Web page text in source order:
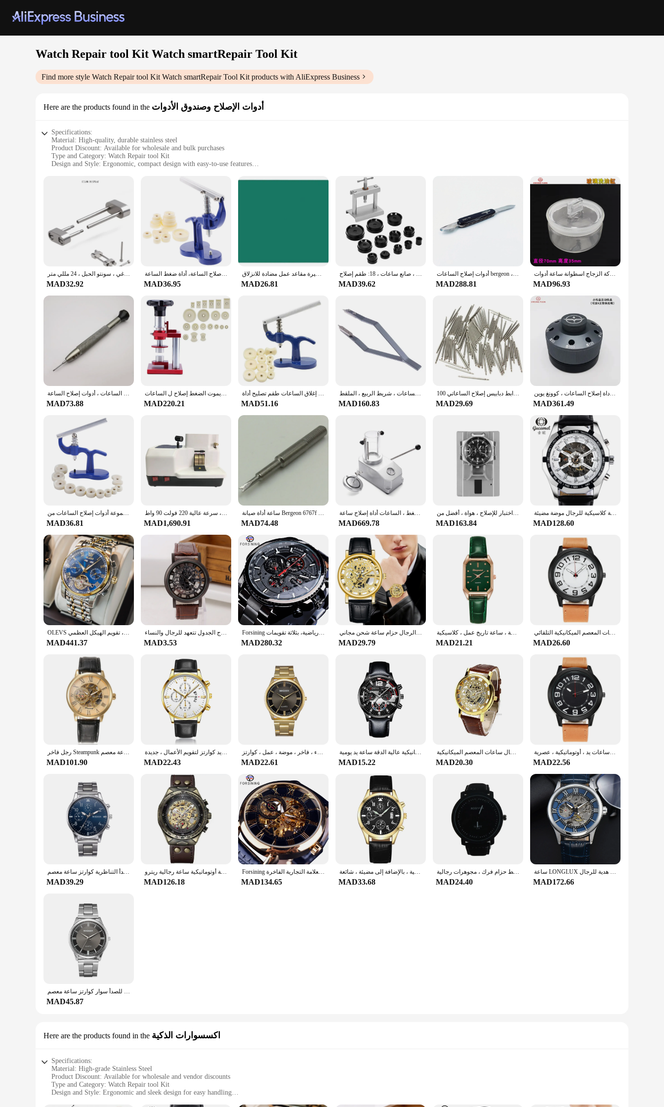
Watch Repair tool Kit Watch smartRepair Tool Kit
Find more style Watch Repair tool Kit Watch smartRepair Tool Kit products with AliExpress Business
Here are the products found in the أدوات الإصلاح وصندوق الأدوات
Specifications:
Material: High-quality, durable stainless steel
Product Discount: Available for wholesale and bulk purchases
Type and Category: Watch Repair tool Kit
Design and Style: Ergonomic, compact design with easy-to-use features
Typical Adaptive Scenario: Suitable for both home and professional use
Shape or Size or Weight or Quantity: Comprehensive set with various tools for diverse watch repair needs
|Watch Repair Tool Kit Watch Smartrepair Tool Kit|
**Versatile and Comprehensive Repair Kit**
The Watch Repair tool Kit is a comprehensive set designed to cater to the needs of both professional watchmakers and hobbyists. The kit is meticulously crafted from high-quality stainless steel,
ensuring durability and longevity. It is not just a toolkit; it's a smartRepair Tool Kit that comes with everything you need to maintain and repair your timepieces. Whether you're replacing batteries,
adjusting straps, or performing intricate repairs, this kit has got you covered.
**Ease of Use and Storage**
the right time. The case also ensures that your tools are protected and organized, preventing damage and loss. The lightweight nature of the kit makes it easy to carry around, making it perfect for on-
the-go repairs or for those who prefer to work from home.
**Optimized for Professionals and Vendors**
This toolkit is not just for individuals; it's tailored for vendors and suppliers who require a reliable and comprehensive set of tools for their business. The kit's high-quality materials and diverse range
of tools make it an excellent choice for watch repair shops, ensuring that you have everything you need to provide top-notch service to your customers. The kit's performance and property are
optimized for precision and efficiency, ensuring that you can deliver professional-grade repairs every time.
In summary, the Watch Repair tool Kit is an indispensable addition to any watch repair professional's toolkit. Its high-quality materials, versatile design, and comprehensive set of tools make it an
excellent choice for both personal and professional use. Whether you're a seasoned watch repair expert or a newcomer to the field, this smartRepair Tool Kit is designed to enhance your repair
capabilities and ensure that your timepieces are in the best hands.
حزام ساعة إصلاح طقم مفك البراغي ، المسمار رود الجوز ، موصلات حزام الساعات ، محولات ، أدوات مفك البراغي ، سونتو الحبل ، 24 مللي متر
MAD32.92
مجموعة أدوات إزالة الساعة، حافظة خلفية أقرب من الزجاج الكريستالي، أداة إصلاح الساعة، أداة ضغط الساعة
MAD36.95
وسادة مكتب مطاطية لإصلاح الساعات ، أداة صانعي الساعات ، حصيرة مقاعد عمل مضادة للانزلاق ، T0508
MAD26.81
مجموعة أدوات لضغط الساعات الاحترافية ، مكبس حافظة خلفية ، إغلاق لتغيير تركيب البطارية ، قوالب ، صانع ساعات ، 18: طقم إصلاح
MAD39.62
أدوات إصلاح الساعات bergeon ، سكين مزدوج الفتح ، سكين ، غطاء خلفي
MAD288.81
مشاهدة أداة إصلاح الزجاج اسطوانة غسل اسطوانة حركة أجزاء تنظيف اسطوانة سماكة الزجاج اسطوانة ساعة أدوات
MAD96.93
مفك براغي مقبض كبير من الألومنيوم لصناع الساعات ، أدوات إصلاح الساعة
MAD73.88
مشاهدة أدوات إصلاح المسمار نوع دقيق كريستال الحافة ساعة الغطاء الخلفي أداة الصحافة مع 20 يموت الضغط إصلاح ل الساعات
MAD220.21
مشاهدة حالة الصحافة 12 يموت ساعة كابر كريستال الجبهة جراب لظهر الجوال برغي الصحافة ضاغط إغلاق الساعات طقم تصليح أداة
MAD51.16
طقم أدوات إزالة العروة للساعة ، صانع الساعات ، شريط الربيع ، الملقط ،
MAD160.83
100 قطعة 12 مللي متر 14 مللي متر 16 مللي متر 18 مللي متر 20 مللي متر 22 مللي متر الفولاذ المقاوم للصدأ ووتش باند الربيع البارات حزام دبوس إصلاح أدوات رابط دبابيس إصلاح الساعاتي
MAD29.69
قاعدة قابلة للتحويل لمفك البراغي ، أداة الساعة المتحركة ، أداة إصلاح الساعات ، كوونغ يوين
MAD361.49
مجموعة أدوات إصلاح الساعات من Watch Back for Case Watchmaker مع 12 قطعة من قوالب التركيب باللون الأزرق/الأسود
MAD36.81
آلة تلميع الزجاج ، أدوات إصلاح الساعات ، طحن النظارات ، 3 أوضاع ، سرعة عالية 220 فولت 90 واط
MAD1,690.91
ساعة أداة صيانة Bergeon 6767f حجم شوكة ، دفعة الأذن الخام ، إزالة حزام الصلب
MAD74.48
مشاهدة أداة اختبار مقاوم للماء ، مرة واحدة 2 الساعات ، مقاومة للماء آلة اختبار الضغط ، الساعات أداة إصلاح ساعة
MAD669.78
ساعة توقيت متعددة الوظائف ، أداة اختبار ، اختبار للإصلاح ، هواة ، أفضل من Weishi No.1000
MAD163.84
ساعة ميكانيكية كلاسيكية للرجال موضة مضيئة CKOCK للرجال ساعة رجالية ساعات رجالية wrisk الساعات الميكانيكية على مدار الساعة
MAD128.60
OLEVS التلقائي ساعة اليد الميكانيكية للرجال ، الفولاذ المقاوم للصدأ حزام ساعة ، مقاوم للماء ساعة عمل ، تقويم الهيكل العظمي
MAD441.37
من المألوف ساعة رجالي عادية الجوف خارج حزام ساعة لا التعبير الميكانيكية زوجين نموذج الجدول تتعهد للرجال والنساء
MAD3.53
Forsining ساعة يد أوتوماتيكية للرجال, ساعة ميكانيكية من المعدن المقاوم للصدأ، أفضل علامة تجارية فاخرة، عسكرية ورياضية، بثلاثة تقويمات
MAD280.32
الرجال ساعة اليد الفاخرة للرجال كوارتز ساعة الرجال أسفل الجوف تقليد الميكانيكية ساعة الرجال حزام ساعة شحن مجاني reloj hombre
MAD29.79
ساعة يد كوارتز تناظرية جلدية غير رسمية للنساء ، ساعة يد مربعة أنيقة ، ساعة تاريخ عمل ، كلاسيكية
MAD21.21
موضة عادية مستديرة ساعات رجالية كوارتز الأعمال مقاوم للماء الذكور الساعات الرجال ساعات المعصم الميكانيكية التلقائي Orologio Uomo
MAD26.60
رجل فاخر Steampunk هيكل عظمي صلب الذى لا يصدأ آليّ ساعة معصم
MAD101.90
ساعة فاخرة من الفولاذ المقاوم للصدأ للرجال ، ساعة يد كوارتز لتقويم الأعمال ، جديدة
MAD22.43
ساعة يد ميكانيكية تناظرية للرجال ، فولاذ مقاوم للصدأ ، كريستال ، ذهب ، ضوء ، فاخر ، موضة ، عمل ، كوارتز
MAD22.61
ساعة كوارتز رجالية بتقويم ثلاثي العين 6 دبابيس بحزام من الجلد الصناعي ساعة يد ميكانيكية عالية الدقة ساعة يد يومية
MAD15.22
الرجال الفاخرة الجوف خارج الساعات الرجال الكوارتز العسكرية الرياضة حلقة من جلد الهاتفي ساعة معصم الرجال ساعات المعصم الميكانيكية Reloj Hombre
MAD20.30
ساعات كوارتز مستديرة كاجوال للرجال ، مقاومة للماء ، عمل ، ذكور ، رجال ، ميكانيكية ، ساعات يد ، أوتوماتيكية ، عصرية
MAD22.56
موضة ساعات رجالية للرجل ساعات المعصم للرجال كريستال الفولاذ المقاوم للصدأ التناظرية كوارتز ساعة معصم relogio masculino
MAD39.29
ساعة معصم للرجال مقاوم للماء ساعة ميكانيكية أوتوماتيكية ساعة رجالية ريترو montre أوم مع جلد طبيعي relogio masculino
MAD126.18
Forsining ثلاثية الأبعاد شعار تصميم الجوف النقش الأسود الذهبي حالة جلدية الهيكل العظمي ساعات آلية الرجال العلامة التجارية الفاخرة Heren Horloge
MAD134.65
ساعة جلدية للرجال مع وظيفة التقويم ، ساعات ميكانيكية أوتوماتيكية ، بالإضافة إلى مضيئة ، شائعة
MAD33.68
ساعة يد مضيئة للرجال والنساء ، ساعة يد وسيم ، نمط حزام فرك ، مجوهرات رجالية ،
MAD24.40
ساعة LONGLUX أوتوماتيكية روما بالجملة ساعات يد ميكانيكية مقاومة للماء من الجلد المجوف للرجال هدية للرجال
MAD172.66
الساعات الميكانيكية للرجال الفاخرة الياقوت ساعة أوتوماتيكية للرجال الفولاذ المقاوم للصدأ سوار كوارتز ساعة معصم Reloj Hombre
MAD45.87
Here are the products found in the اكسسوارات الذكية
Specifications:
Material: High-grade Stainless Steel
Product Discount: Available for wholesale and vendor discounts
Type and Category: Watch Repair tool Kit
Design and Style: Ergonomic and sleek design for easy handling